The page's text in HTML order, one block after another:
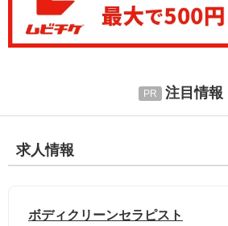
注目情報
求人情報
ボディクリーンセラピスト